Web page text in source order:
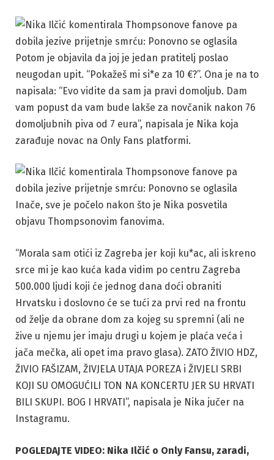
Potom je objavila da joj je jedan pratitelj poslao
neugodan upit. “Pokažeš mi si*e za 10 €?”. Ona je na to
napisala: “Evo vidite da sam ja pravi domoljub. Dam
vam popust da vam bude lakše za novčanik nakon 76
domoljubnih piva od 7 eura”, napisala je Nika koja
zarađuje novac na Only Fans platformi.
Inače, sve je počelo nakon što je Nika posvetila
objavu Thompsonovim fanovima.
“Morala sam otići iz Zagreba jer koji ku*ac, ali iskreno
srce mi je kao kuća kada vidim po centru Zagreba
500.000 ljudi koji će jednog dana doći obraniti
Hrvatsku i doslovno će se tući za prvi red na frontu
od želje da obrane dom za kojeg su spremni (ali ne
žive u njemu jer imaju drugi u kojem je plaća veća i
jača mečka, ali opet ima pravo glasa). ZATO ŽIVIO HDZ,
ŽIVIO FAŠIZAM, ŽIVJELA UTAJA POREZA i ŽIVJELI SRBI
KOJI SU OMOGUĆILI TON NA KONCERTU JER SU HRVATI
BILI SKUPI. BOG I HRVATI”, napisala je Nika jučer na
Instagramu.
POGLEDAJTE VIDEO: Nika Ilčić o Only Fansu, zaradi,